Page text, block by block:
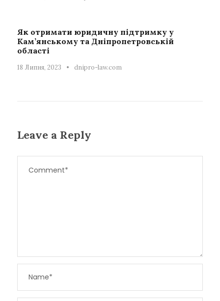
Як отримати юридичну підтримку у
Кам’янському та Дніпропетровській
області
18 Липня, 2023 • dnipro-law.com
Leave a Reply